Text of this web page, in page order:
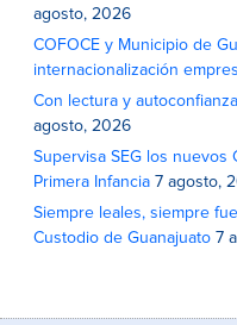
agosto, 2026
COFOCE y Municipio de
internacionalización
Con lectura y
agosto, 2026
Supervisa SEG los nuevos
Primera Infancia 7 agosto,
Siempre leales, siempre
Custodio de Guanajuato 7